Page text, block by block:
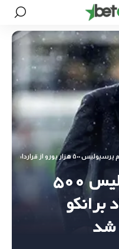
قرارداد برانکو ایوانکوویچ پرداخت شد
از سوی تیم پرسپولیس ۵۰۰
برانکو
شد